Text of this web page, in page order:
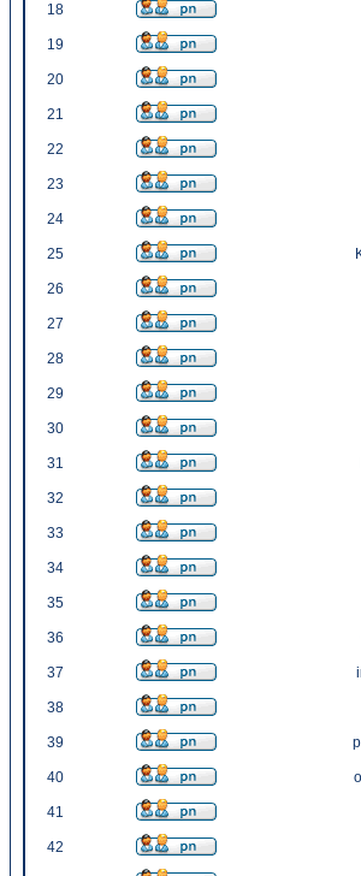
18
19
20
21
22
23
24
25
26
27
28
29
30
31
32
33
34
35
36
37
38
39
40
41
42